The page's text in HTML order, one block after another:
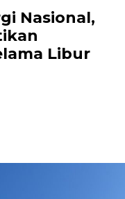
Nasional,
Libur